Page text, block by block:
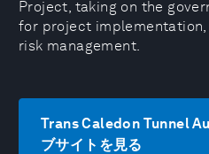
Project, taking on the
for project
risk management.
Trans Caledon Tunnel
ブサイトを見る